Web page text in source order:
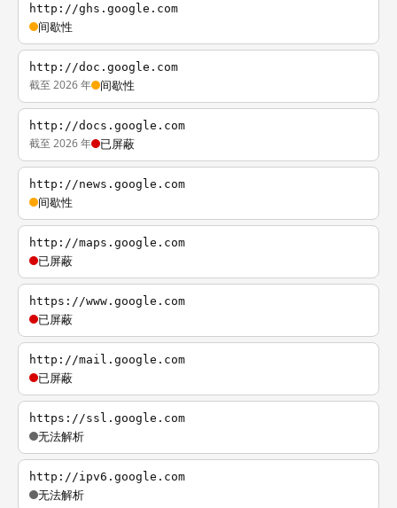
http://ghs.google.com
间歇性
http://doc.google.com
截至 2026 年 间歇性
http://docs.google.com
截至 2026 年 已屏蔽
http://news.google.com
间歇性
http://maps.google.com
已屏蔽
https://www.google.com
已屏蔽
http://mail.google.com
已屏蔽
https://ssl.google.com
无法解析
http://ipv6.google.com
无法解析